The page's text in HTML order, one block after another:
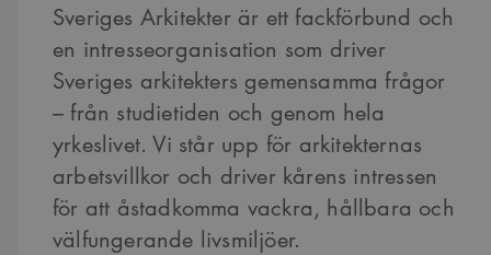
Sveriges Arkitekter är ett fackförbund och
en intresseorganisation som driver
Sveriges arkitekters gemensamma frågor
– från studietiden och genom hela
yrkeslivet. Vi står upp för arkitekternas
arbetsvillkor och driver kårens intressen
för att åstadkomma vackra, hållbara och
välfungerande livsmiljöer.